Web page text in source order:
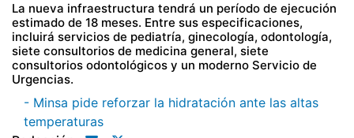
La nueva infraestructura tendrá un período de ejecución
estimado de 18 meses. Entre sus especificaciones,
incluirá servicios de pediatría, ginecología, odontología,
siete consultorios de medicina general, siete
consultorios odontológicos y un moderno Servicio de
Urgencias.
- Minsa pide reforzar la hidratación ante las altas
temperaturas